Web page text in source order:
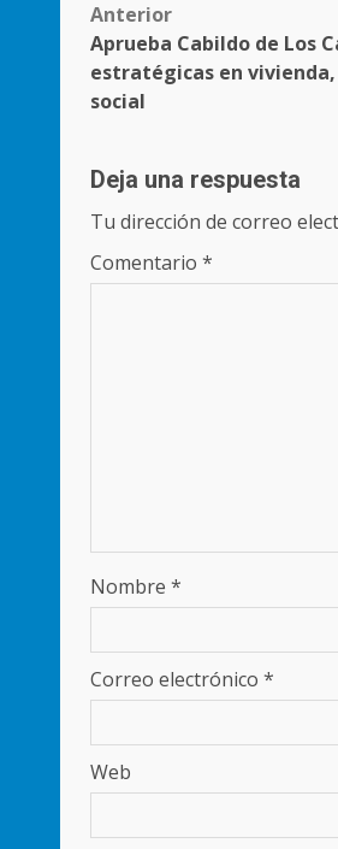
Post
navigation
Anterior
Aprueba Cabildo de Los
estratégicas en
social
Deja una respuesta
Tu dirección de correo
Comentario *
Nombre *
Correo electrónico *
Web